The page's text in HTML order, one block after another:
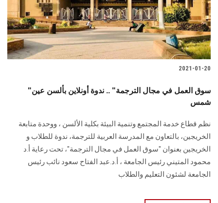
2021-01-20
"سوق العمل في مجال الترجمة" .. ندوة أونلاين بألسن عين
شمس
نظم قطاع خدمة المجتمع وتنمية البيئة بكلية الألسن ، ووحدة متابعة
الخريجين، بالتعاون مع المدرسة العربية للترجمة، ندوة للطلاب و
الخريجين بعنوان "سوق العمل في مجال الترجمة"، تحت رعاية أ.د
محمود المتيني رئيس الجامعة ، أ.د.عبد الفتاح سعود نائب رئيس
الجامعة لشئون التعليم والطلاب